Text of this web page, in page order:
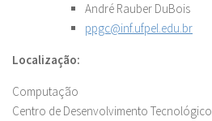
André Rauber DuBois
ppgc@inf.ufpel.edu.br
Localização:
Computação
Centro de Desenvolvimento Tecnológico